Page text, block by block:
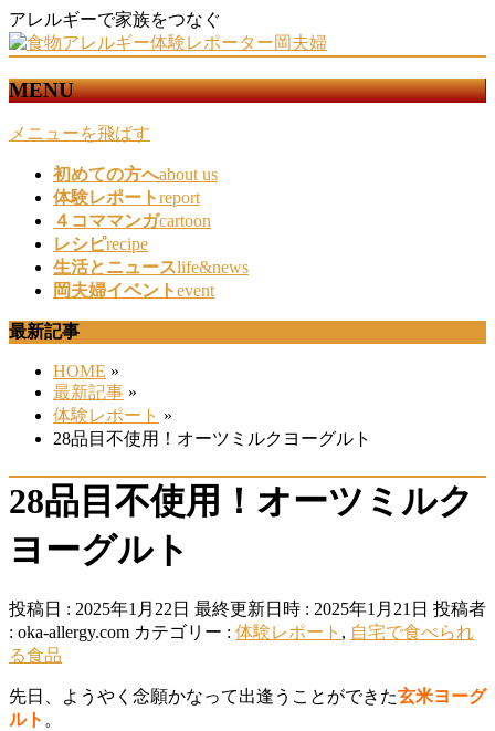
アレルギーで家族をつなぐ
MENU
メニューを飛ばす
初めての方へabout us
体験レポートreport
４コママンガcartoon
レシピrecipe
生活とニュースlife&news
岡夫婦イベントevent
最新記事
HOME »
最新記事 »
体験レポート »
28品目不使用！オーツミルクヨーグルト
28品目不使用！オーツミルク
ヨーグルト
投稿日 : 2025年1月22日 最終更新日時 : 2025年1月21日 投稿者
: oka-allergy.com カテゴリー : 体験レポート , 自宅で食べられ
る食品
先日、ようやく念願かなって出逢うことができた玄米ヨーグ
ルト 。